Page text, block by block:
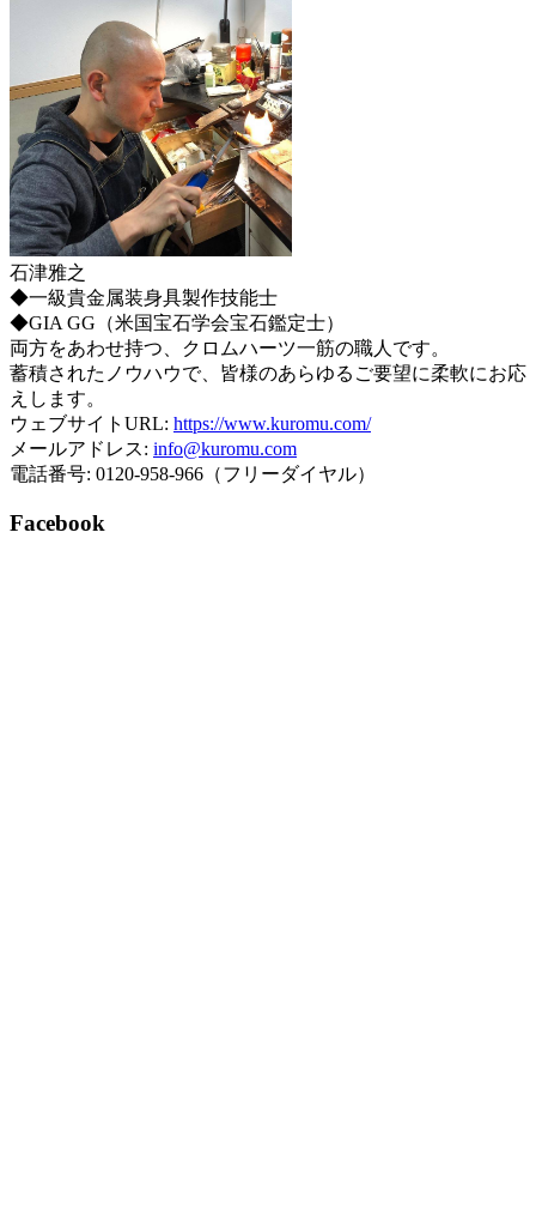
石津雅之
◆一級貴金属装身具製作技能士
◆GIA GG（米国宝石学会宝石鑑定士）
両方をあわせ持つ、クロムハーツ一筋の職人です。
蓄積されたノウハウで、皆様のあらゆるご要望に柔軟にお応
えします。
ウェブサイトURL: https://www.kuromu.com/
メールアドレス: info@kuromu.com
電話番号: 0120-958-966（フリーダイヤル）
Facebook